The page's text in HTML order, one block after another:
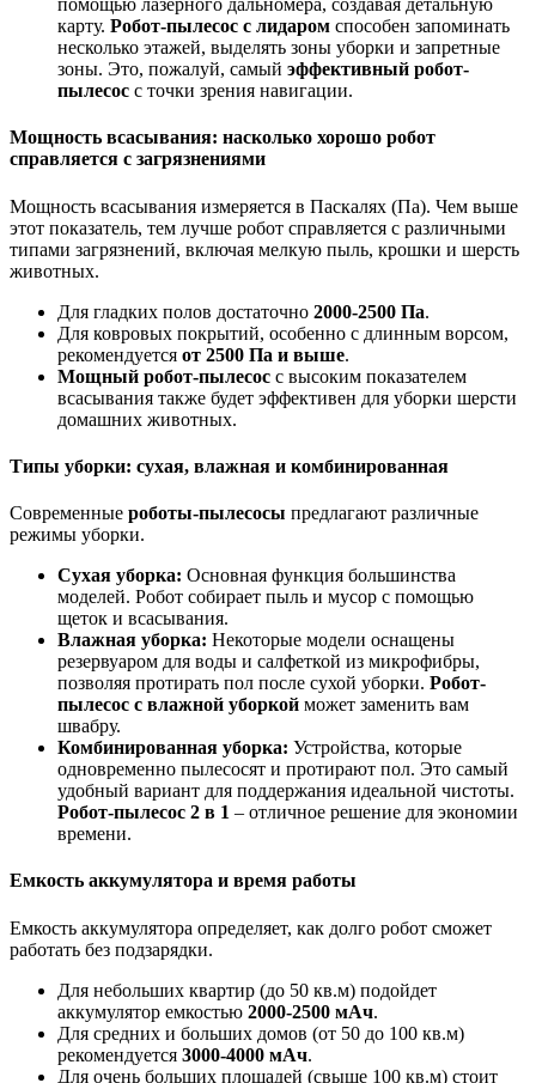
помощью лазерного дальномера, создавая детальную
карту. Робот-пылесос с лидаром способен запоминать
несколько этажей, выделять зоны уборки и запретные
зоны. Это, пожалуй, самый эффективный робот-
пылесос с точки зрения навигации.
Мощность всасывания: насколько хорошо робот
справляется с загрязнениями
Мощность всасывания измеряется в Паскалях (Па). Чем выше
этот показатель, тем лучше робот справляется с различными
типами загрязнений, включая мелкую пыль, крошки и шерсть
животных.
Для гладких полов достаточно 2000-2500 Па.
Для ковровых покрытий, особенно с длинным ворсом,
рекомендуется от 2500 Па и выше.
Мощный робот-пылесос с высоким показателем
всасывания также будет эффективен для уборки шерсти
домашних животных.
Типы уборки: сухая, влажная и комбинированная
Современные роботы-пылесосы предлагают различные
режимы уборки.
Сухая уборка: Основная функция большинства
моделей. Робот собирает пыль и мусор с помощью
щеток и всасывания.
Влажная уборка: Некоторые модели оснащены
резервуаром для воды и салфеткой из микрофибры,
позволяя протирать пол после сухой уборки. Робот-
пылесос с влажной уборкой может заменить вам
швабру.
Комбинированная уборка: Устройства, которые
одновременно пылесосят и протирают пол. Это самый
удобный вариант для поддержания идеальной чистоты.
Робот-пылесос 2 в 1 – отличное решение для экономии
времени.
Емкость аккумулятора и время работы
Емкость аккумулятора определяет, как долго робот сможет
работать без подзарядки.
Для небольших квартир (до 50 кв.м) подойдет
аккумулятор емкостью 2000-2500 мАч.
Для средних и больших домов (от 50 до 100 кв.м)
рекомендуется 3000-4000 мАч.
Для очень больших площадей (свыше 100 кв.м) стоит